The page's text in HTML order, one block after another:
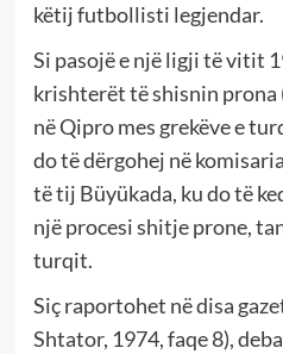
këtij futbollisti legjendar.
Si pasojë e një ligji të vitit
krishterët të shisnin
në Qipro mes grekëve e
do të dërgohej në
të tij Büyükada, ku do të
një procesi shitje prone,
turqit.
Siç raportohet në disa
Shtator, 1974, faqe 8),